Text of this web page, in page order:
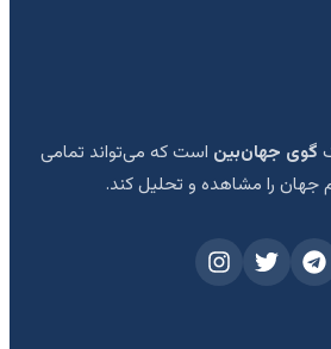
گوی جهان‌بین است که می‌تواند تمامی
جهان را مشاهده و تحلیل کند.